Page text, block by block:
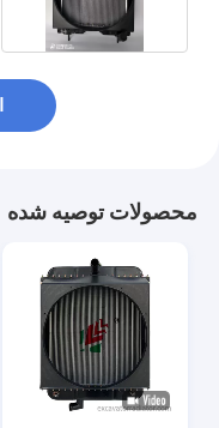
محصولات توصیه شده